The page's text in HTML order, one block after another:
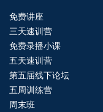
免费讲座
三天速训营
免费录播小课
五天速训营
第五届线下论坛
五周训练营
周末班